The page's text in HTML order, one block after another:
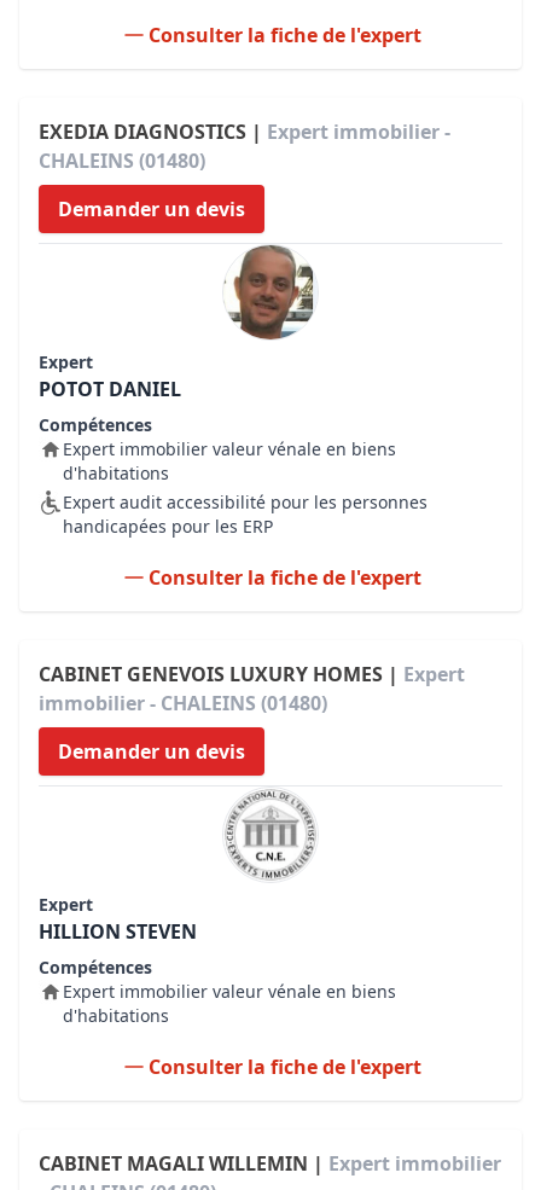
Consulter la fiche de l'expert
EXEDIA DIAGNOSTICS | Expert immobilier -
CHALEINS (01480)
Demander un devis
Expert
POTOT DANIEL
Compétences
Expert immobilier valeur vénale en biens
d'habitations
Expert audit accessibilité pour les personnes
handicapées pour les ERP
Consulter la fiche de l'expert
CABINET GENEVOIS LUXURY HOMES | Expert
immobilier - CHALEINS (01480)
Demander un devis
Expert
HILLION STEVEN
Compétences
Expert immobilier valeur vénale en biens
d'habitations
Consulter la fiche de l'expert
CABINET MAGALI WILLEMIN | Expert immobilier